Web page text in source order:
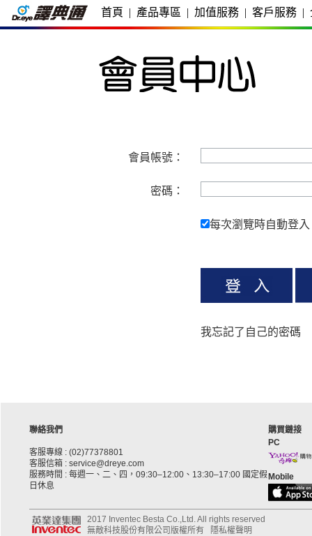
首頁 | 產品專區 | 加值服務 | 客戶服務 |
會員帳號：
密碼：
每次瀏覽時自動登入
我忘記了自己的密碼
聯絡我們
客服專線 : (02)77378801
客服信箱 : service@dreye.com
服務時間 : 每週一、二、四，09:30–12:00、13:30–17:00 國定假
日休息
購買鏈接
PC
Mobile
2017 Inventec Besta Co.,Ltd. All rights reserved
無敵科技股份有限公司版權所有
隱私權聲明